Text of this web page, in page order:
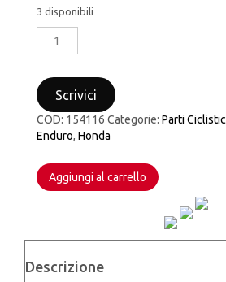
3 disponibili
FILTRO
AIR
KTM
SX-
SXF-
EXCF
2017-
FC-
Scrivici
COD: 154116 Categorie: Parti
Enduro, Honda
Aggiungi al carrello
Descrizione